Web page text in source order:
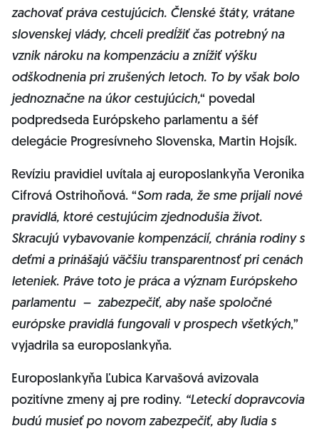
zachovať práva cestujúcich. Členské štáty, vrátane
slovenskej vlády, chceli predĺžiť čas potrebný na
vznik nároku na kompenzáciu a znížiť výšku
odškodnenia pri zrušených letoch. To by však bolo
jednoznačne na úkor cestujúcich,“ povedal
podpredseda Európskeho parlamentu a šéf
delegácie Progresívneho Slovenska, Martin Hojsík.
Revíziu pravidiel uvítala aj europoslankyňa Veronika
Cifrová Ostrihoňová. “Som rada, že sme prijali nové
pravidlá, ktoré cestujúcim zjednodušia život.
Skracujú vybavovanie kompenzácií, chránia rodiny s
deťmi a prinášajú väčšiu transparentnosť pri cenách
leteniek. Práve toto je práca a význam Európskeho
parlamentu – zabezpečiť, aby naše spoločné
európske pravidlá fungovali v prospech všetkých,”
vyjadrila sa europoslankyňa.
Europoslankyňa Ľubica Karvašová avizovala
pozitívne zmeny aj pre rodiny. “Leteckí dopravcovia
budú musieť po novom zabezpečiť, aby ľudia s